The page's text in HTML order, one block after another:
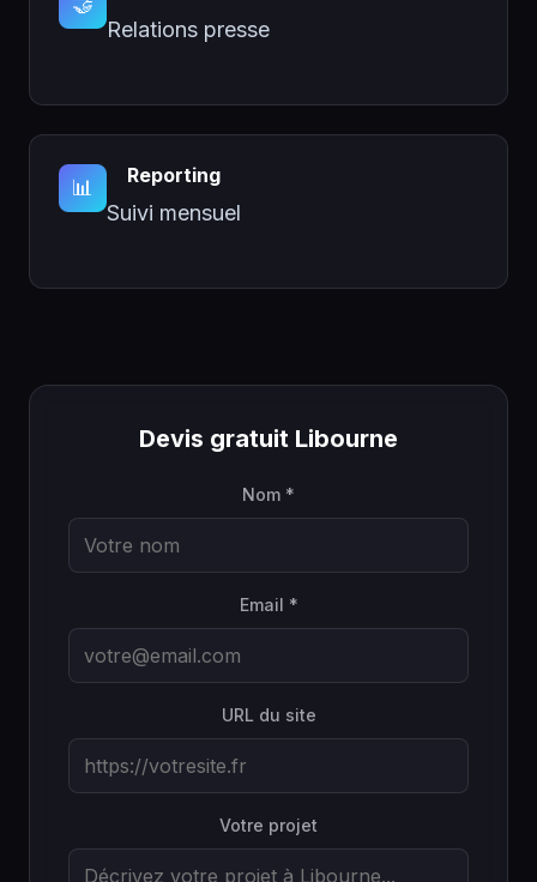
Relations presse
📊 Reporting
Suivi mensuel
Devis gratuit Libourne
Nom *
Email *
URL du site
Votre projet